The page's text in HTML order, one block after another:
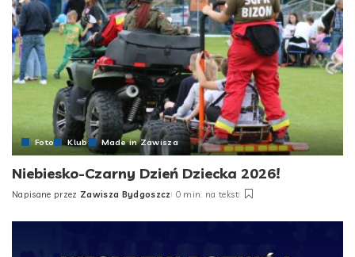
Foto Klub Made in Zawisza
Niebiesko-Czarny Dzień Dziecka 2026!
Posted
Napisane przez Zawisza Bydgoszcz 0 min. na tekst